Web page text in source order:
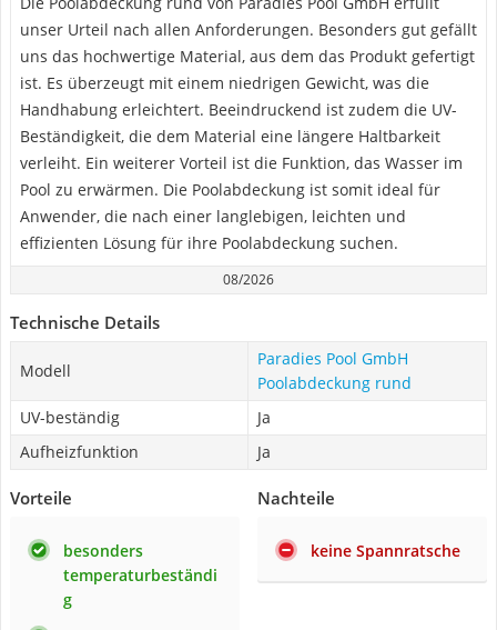
unser Urteil nach allen Anforderungen. Besonders gut gefällt
uns das hochwertige Material, aus dem das Produkt gefertigt
ist. Es überzeugt mit einem niedrigen Gewicht, was die
Handhabung erleichtert. Beeindruckend ist zudem die UV-
Beständigkeit, die dem Material eine längere Haltbarkeit
verleiht. Ein weiterer Vorteil ist die Funktion, das Wasser im
Pool zu erwärmen. Die Poolabdeckung ist somit ideal für
Anwender, die nach einer langlebigen, leichten und
effizienten Lösung für ihre Poolabdeckung suchen.
08/2026
Technische Details
Modell
Paradies Pool GmbH
Poolabdeckung rund
UV-beständig
Ja
Aufheizfunktion
Ja
Vorteile
besonders
temperaturbeständi
g
Nachteile
keine Spannratsche